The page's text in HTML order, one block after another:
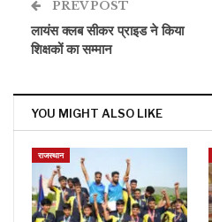
PREV POST
लायंस क्लब सीकर प्राइड ने किया
शिक्षकों का सम्मान
YOU MIGHT ALSO LIKE
राजस्थान